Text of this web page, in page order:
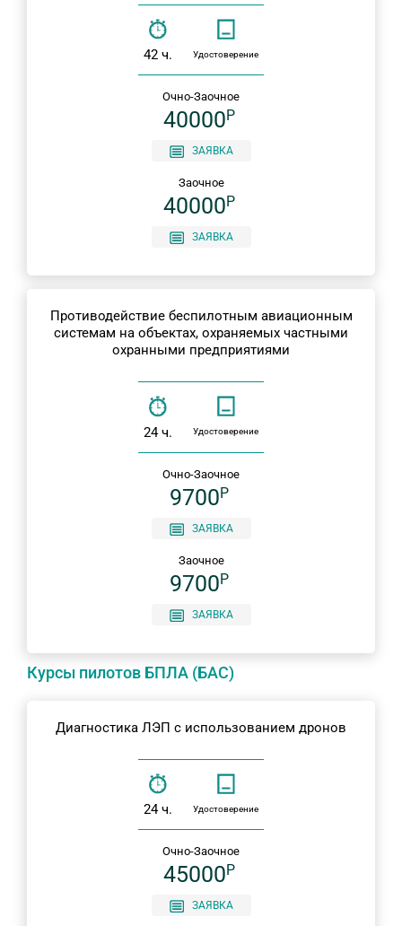
42 ч. Удостоверение
Очно-Заочное
40000P
ЗАЯВКА
Заочное
40000P
ЗАЯВКА
Противодействие беспилотным авиационным
системам на объектах, охраняемых частными
охранными предприятиями
24 ч. Удостоверение
Очно-Заочное
9700P
ЗАЯВКА
Заочное
9700P
ЗАЯВКА
Курсы пилотов БПЛА (БАС)
Диагностика ЛЭП с использованием дронов
24 ч. Удостоверение
Очно-Заочное
45000P
ЗАЯВКА